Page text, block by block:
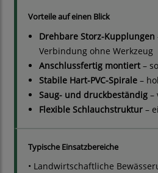
Vorteile auf einen Blick
Drehbare Storz-Kupplungen
Verbindung ohne Werkzeug
Anschlussfertig montiert –
Stabile Hart-PVC-Spirale –
Saug- und druckbeständig –
Flexible Schlauchstruktur –
Typische Einsatzbereiche
• Landwirtschaftliche